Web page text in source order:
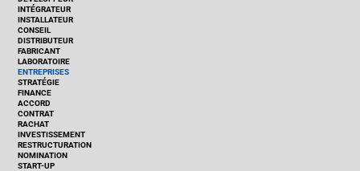
INTÉGRATEUR
INSTALLATEUR
CONSEIL
DISTRIBUTEUR
FABRICANT
LABORATOIRE
ENTREPRISES
STRATÉGIE
FINANCE
ACCORD
CONTRAT
RACHAT
INVESTISSEMENT
RESTRUCTURATION
NOMINATION
START-UP